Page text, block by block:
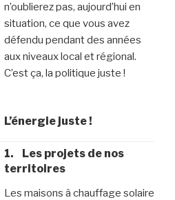
n’oublierez pas, aujourd’hui en
situation, ce que vous avez
défendu pendant des années
aux niveaux local et régional.
C’est ça, la politique juste !
L’énergie juste !
1. Les projets de nos
territoires
Les maisons à chauffage solaire